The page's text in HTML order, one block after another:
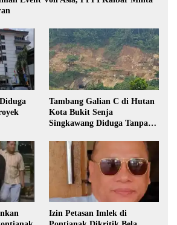
Tambang Galian C di Hutan
Kota Bukit Senja
Singkawang Diduga Tanpa
Izin Petasan Imlek di